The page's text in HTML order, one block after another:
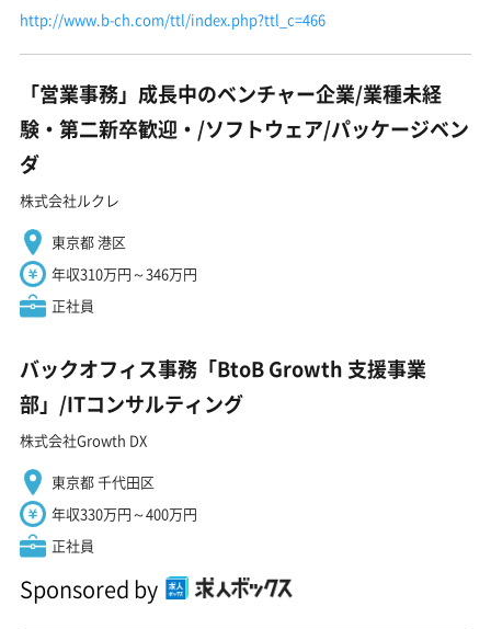
http://www.b-ch.com/ttl/index.php?ttl_c=466
「営業事務」成長中のベンチャー企業/業種未経
験・第二新卒歓迎・/ソフトウェア/パッケージベン
ダ
株式会社ルクレ
東京都 港区
年収310万円～346万円
正社員
バックオフィス事務「BtoB Growth 支援事業
部」/ITコンサルティング
株式会社Growth DX
東京都 千代田区
年収330万円～400万円
正社員
Sponsored by